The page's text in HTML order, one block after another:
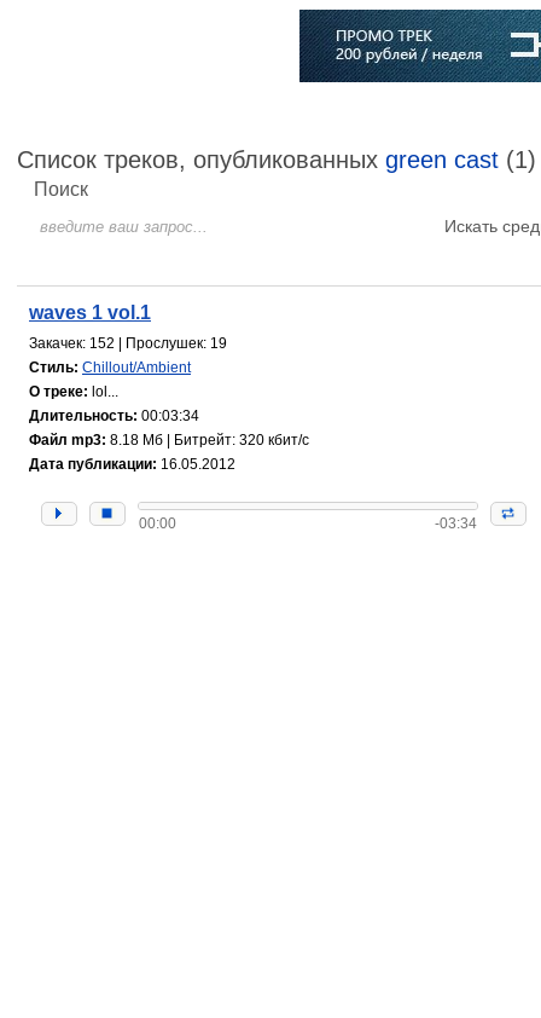
Список треков, опубликованных green cast (1)
Поиск
Искать
waves 1 vol.1
Закачек: 152 | Прослушек: 19
Стиль: Chillout/Ambient
О треке: lol...
Длительность: 00:03:34
Файл mp3: 8.18 Мб | Битрейт: 320 кбит/с
Дата публикации: 16.05.2012
00:00 -03:34